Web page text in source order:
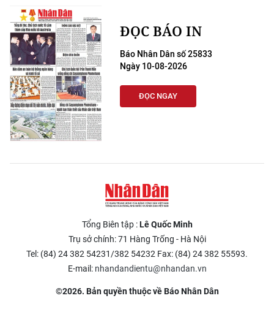
ĐỌC BÁO IN
Báo Nhân Dân số 25833
Ngày 10-08-2026
ĐỌC NGAY
Tổng Biên tập :Lê Quốc Minh
Trụ sở chính: 71 Hàng Trống - Hà Nội
Tel: (84) 24 382 54231/382 54232 Fax: (84) 24 382 55593.
E-mail: nhandandientu@nhandan.vn
©2026. Bản quyền thuộc về Báo Nhân Dân